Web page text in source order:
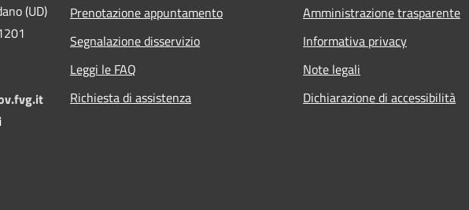
(UD)
Prenotazione appuntamento
Segnalazione disservizio
Leggi le FAQ
Richiesta di assistenza
Amministrazione trasparente
Informativa privacy
Note legali
Dichiarazione di accessibilità